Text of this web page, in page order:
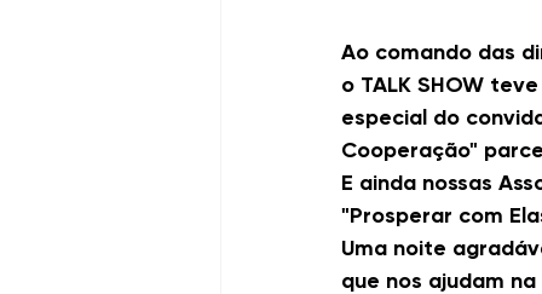
Ao comando das
o TALK SHOW
especial do
Cooperação"
E ainda nossas
"Prosperar com
Uma noite
que nos ajudam